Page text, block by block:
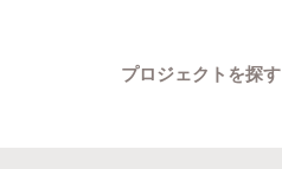
プロジェクトを探す